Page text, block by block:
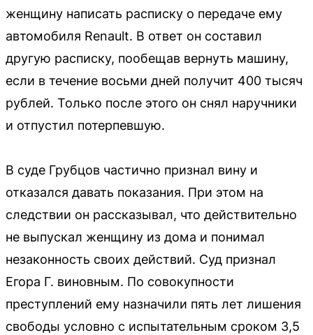
женщину написать расписку о передаче ему
автомобиля Renault. В ответ он составил
другую расписку, пообещав вернуть машину,
если в течение восьми дней получит 400 тысяч
рублей. Только после этого он снял наручники
и отпустил потерпевшую.
В суде Грубцов частично признал вину и
отказался давать показания. При этом на
следствии он рассказывал, что действительно
не выпускал женщину из дома и понимал
незаконность своих действий. Суд признал
Егора Г. виновным. По совокупности
преступлений ему назначили пять лет лишения
свободы условно с испытательным сроком 3,5